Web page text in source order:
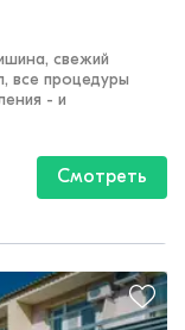
свежий
все процедуры
- и
Смотреть